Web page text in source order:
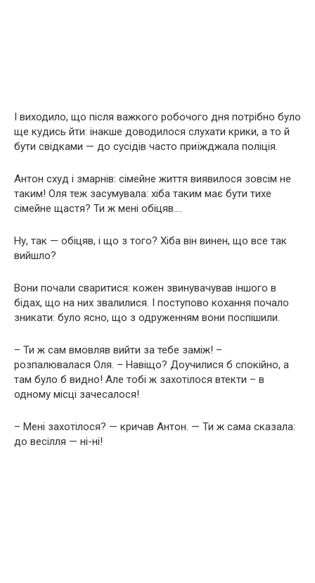
І виходило, що після важкого робочого дня потрібно було
ще кудись йти: інакше доводилося слухати крики, а то й
бути свідками — до сусідів часто приїжджала поліція.
Антон схуд і змарнів: сімейне життя виявилося зовсім не
таким! Оля теж засумувала: хіба таким має бути тихе
сімейне щастя? Ти ж мені обіцяв….
Ну, так — обіцяв, і що з того? Хіба він винен, що все так
вийшло?
Вони почали сваритися: кожен звинувачував іншого в
бідах, що на них звалилися. І поступово кохання почало
зникати: було ясно, що з одруженням вони поспішили.
– Ти ж сам вмовляв вийти за тебе заміж! –
розпалювалася Оля. – Навіщо? Доучилися б спокійно, а
там було б видно! Але тобі ж захотілося втекти – в
одному місці зачесалося!
– Мені захотілося? — кричав Антон. — Ти ж сама сказала:
до весілля — ні-ні!